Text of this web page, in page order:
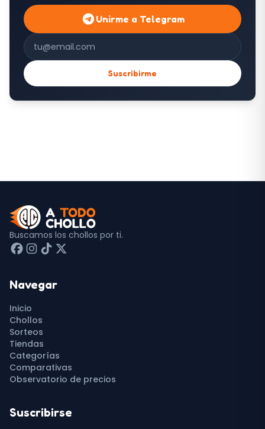
Unirme a Telegram
Correo electrónico
Suscribirme
Buscamos los chollos por ti.
Navegar
Inicio
Chollos
Sorteos
Tiendas
Categorías
Comparativas
Observatorio de precios
Suscribirse